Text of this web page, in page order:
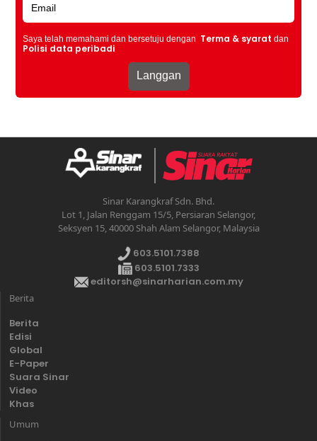
Saya telah memahami dan bersetuju dengan Terma & syarat dan
Polisi data peribadi
Sinar Karangkraf Sdn. Bhd.
Lot 1, Jalan Renggam 15/5, Persiaran Selangor,
Seksyen 15, 40000 Shah Alam Selangor, Malaysia
603.5101.7388
603.5101.7333
editorsh@sinarharian.com.my
Berita
Berita
Edisi
Global
E-Paper
Suara Sinar
Video
Khas
Umum